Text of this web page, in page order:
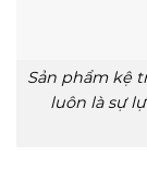
Sản phẩm kệ
luôn là sự